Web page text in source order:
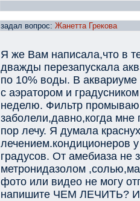
задал вопрос: Жанетта Грекова
Я же Вам написала,что в
дважды перезапускала
по 10% воды. В
с аэратором и
неделю. Фильтр
заболели,давно,когда мне
пор лечу. Я думала
лечением.кондиционеров
градусов. От амебиаза не
метронидазолом
фото или видео не могу
напишите ЧЕМ ЛЕЧИТЬ? И